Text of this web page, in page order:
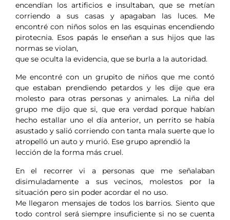
encendían los artificios e insultaban, que se metían
corriendo a sus casas y apagaban las luces. Me
encontré con niños solos en las esquinas encendiendo
pirotecnia. Esos papás le enseñan a sus hijos que las
normas se violan,
que se oculta la evidencia, que se burla a la autoridad.
Me encontré con un grupito de niños que me contó
que estaban prendiendo petardos y les dije que era
molesto para otras personas y animales. La niña del
grupo me dijo que si, que era verdad porque habían
hecho estallar uno el día anterior, un perrito se había
asustado y salió corriendo con tanta mala suerte que lo
atropelló un auto y murió. Ese grupo aprendió la
lección de la forma más cruel.
En el recorrer vi a personas que me señalaban
disimuladamente a sus vecinos, molestos por la
situación pero sin poder acordar el no uso.
Me llegaron mensajes de todos los barrios. Siento que
todo control será siempre insuficiente si no se cuenta